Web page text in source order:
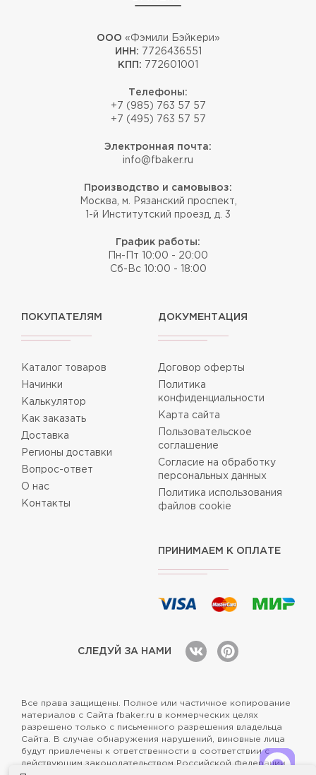
ООО «Фэмили Бэйкери»
ИНН: 7726436551
КПП: 772601001
Телефоны:
+7 (985) 763 57 57
+7 (495) 763 57 57
Электронная почта:
info@fbaker.ru
Производство и самовывоз:
Москва, м. Рязанский проспект,
1-й Институтский проезд, д. 3
График работы:
Пн-Пт 10:00 - 20:00
Сб-Вс 10:00 - 18:00
ПОКУПАТЕЛЯМ
Каталог товаров
Начинки
Калькулятор
Как заказать
Доставка
Регионы доставки
Вопрос-ответ
О нас
Контакты
ДОКУМЕНТАЦИЯ
Договор оферты
Политика
конфиденциальности
Карта сайта
Пользовательское
соглашение
Согласие на обработку
персональных данных
Политика использования
файлов cookie
ПРИНИМАЕМ К ОПЛАТЕ
СЛЕДУЙ ЗА НАМИ
Все права защищены. Полное или частичное копирование
материалов с Сайта fbaker.ru в коммерческих целях
разрешено только с письменного разрешения владельца
Сайта. В случае обнаружения нарушений, виновные лица
будут привлечены к ответственности в соответствии с
действующим законодательством Российской Федерации.